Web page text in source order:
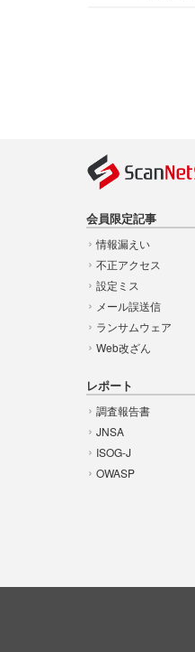
会員限定記事
情報漏えい
不正アクセス
設定ミス
メール誤送信
ランサムウェア
Web改ざん
レポート
調査報告書
JNSA
ISOG-J
OWASP